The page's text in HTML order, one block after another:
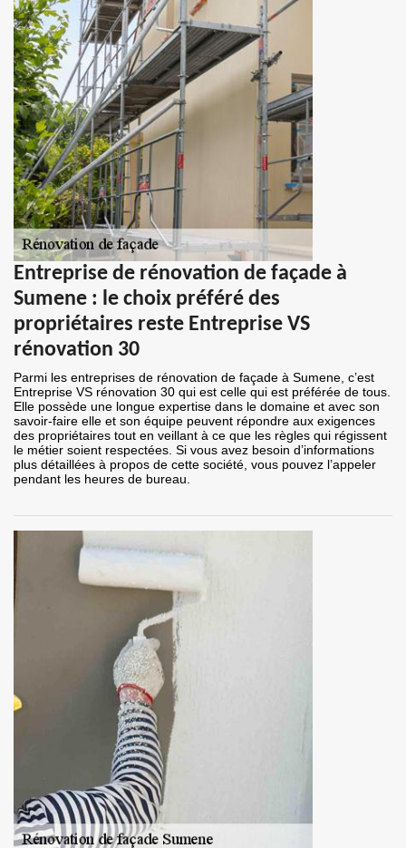
Entreprise de rénovation de façade à
Sumene : le choix préféré des
propriétaires reste Entreprise VS
rénovation 30
Parmi les entreprises de rénovation de façade à Sumene, c’est
Entreprise VS rénovation 30 qui est celle qui est préférée de tous.
Elle possède une longue expertise dans le domaine et avec son
savoir-faire elle et son équipe peuvent répondre aux exigences
des propriétaires tout en veillant à ce que les règles qui régissent
le métier soient respectées. Si vous avez besoin d’informations
plus détaillées à propos de cette société, vous pouvez l’appeler
pendant les heures de bureau.